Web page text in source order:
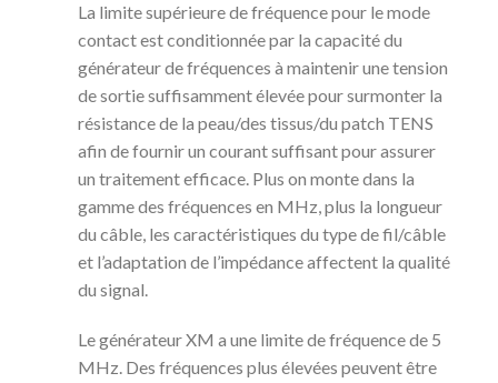
La limite supérieure de fréquence pour le mode
contact est conditionnée par la capacité du
générateur de fréquences à maintenir une tension
de sortie suffisamment élevée pour surmonter la
résistance de la peau/des tissus/du patch TENS
afin de fournir un courant suffisant pour assurer
un traitement efficace. Plus on monte dans la
gamme des fréquences en MHz, plus la longueur
du câble, les caractéristiques du type de fil/câble
et l’adaptation de l’impédance affectent la qualité
du signal.
Le générateur XM a une limite de fréquence de 5
MHz. Des fréquences plus élevées peuvent être